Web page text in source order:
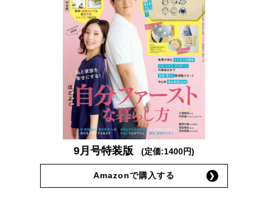
9月号特装版 (定価:1400円)
Amazonで購入する